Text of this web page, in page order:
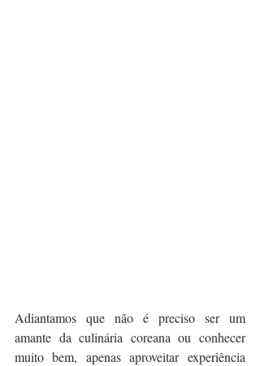
Adiantamos que não é preciso ser um
amante da culinária coreana ou conhecer
muito bem, apenas aproveitar experiência